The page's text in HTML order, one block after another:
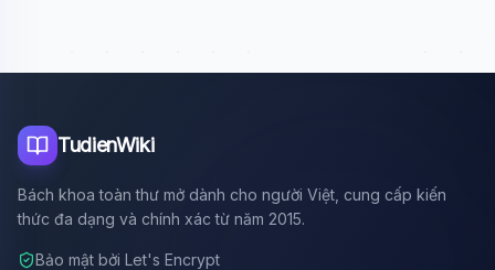
TudienWiki
Bách khoa toàn thư mở dành cho người Việt, cung cấp kiến
thức đa dạng và chính xác từ năm 2015.
Bảo mật bởi Let's Encrypt